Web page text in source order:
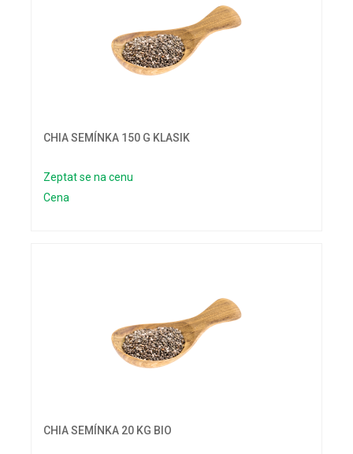
CHIA SEMÍNKA 150 G KLASIK
Zeptat se na cenu
Cena
CHIA SEMÍNKA 20 KG BIO